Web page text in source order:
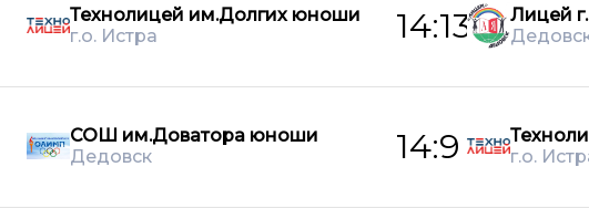
Технолицей им.Долгих юноши
г.о. Истра
14:13
Лицей
СОШ им.Доватора юноши
Дедовск
14:9
г.о.